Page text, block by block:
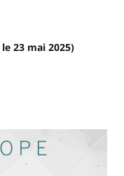
23 mai 2025)